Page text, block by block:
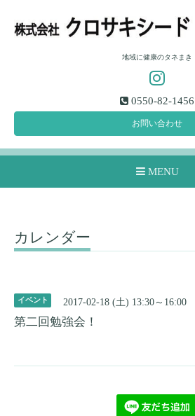
地域に健康のタネまき
0550-82-1456
お問い合わせ
MENU
カレンダー
イベント 2017-02-18 (土) 13:30～16:00
第二回勉強会！